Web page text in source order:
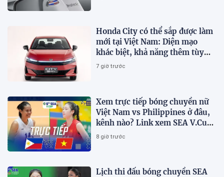
Honda City có thể sắp được làm
mới tại Việt Nam: Diện mạo
khác biệt, khả năng thêm tùy
chọn hybrid?
7 giờ trước
Xem trực tiếp bóng chuyền nữ
Việt Nam vs Philippines ở đâu,
kênh nào? Link xem SEA V.Cup
2026 mới nhất
8 giờ trước
Lịch thi đấu bóng chuyền SEA